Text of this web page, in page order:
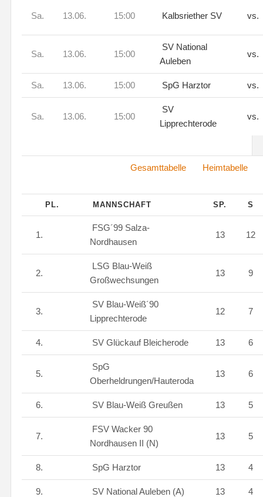
Sa. 13.06. 15:00 Kalbsriether SV vs.
Sa. 13.06. 15:00
SV National
Auleben
vs.
Sa. 13.06. 15:00 SpG Harztor vs.
Sa. 13.06. 15:00
SV
Lipprechterode
vs.
Gesamttabelle Heimtabelle
PL. MANNSCHAFT SP. S
1.
FSG´99 Salza-
Nordhausen
13 12
2.
LSG Blau-Weiß
Großwechsungen
13 9
3.
SV Blau-Weiß´90
Lipprechterode
12 7
4. SV Glückauf Bleicherode 13 6
5.
SpG
Oberheldrungen/Hauteroda
13 6
6. SV Blau-Weiß Greußen 13 5
7.
FSV Wacker 90
Nordhausen II (N)
13 5
8. SpG Harztor 13 4
9. SV National Auleben (A) 13 4